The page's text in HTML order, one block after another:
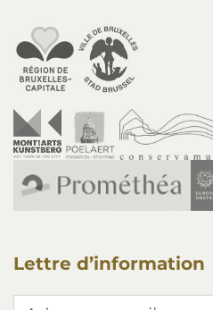
Lettre d’information